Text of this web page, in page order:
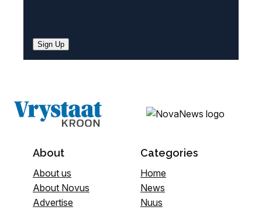
Sign Up
About
About us
About Novus
Advertise
Categories
Home
News
Nuus